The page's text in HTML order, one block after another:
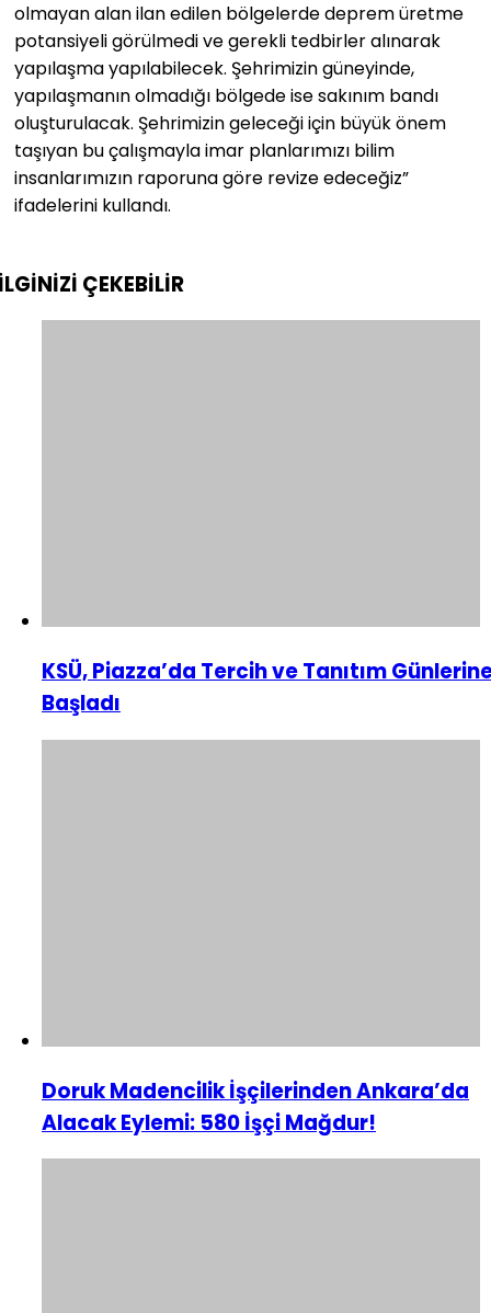
olmayan alan ilan edilen bölgelerde deprem üretme
potansiyeli görülmedi ve gerekli tedbirler alınarak
yapılaşma yapılabilecek. Şehrimizin güneyinde,
yapılaşmanın olmadığı bölgede ise sakınım bandı
oluşturulacak. Şehrimizin geleceği için büyük önem
taşıyan bu çalışmayla imar planlarımızı bilim
insanlarımızın raporuna göre revize edeceğiz”
ifadelerini kullandı.
ÇEKEBİLİR
KSÜ, Piazza’da Tercih ve Tanıtım
Başladı
Doruk Madencilik İşçilerinden Ankara’da
Alacak Eylemi: 580 İşçi Mağdur!